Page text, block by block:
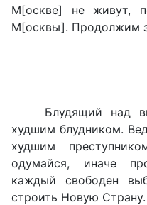
М[оскве] не живут,
М[осквы]. Продолжим
Блудящий над
худшим блудником.
худшим
одумайся, иначе
каждый свободен
строить Новую Страну.